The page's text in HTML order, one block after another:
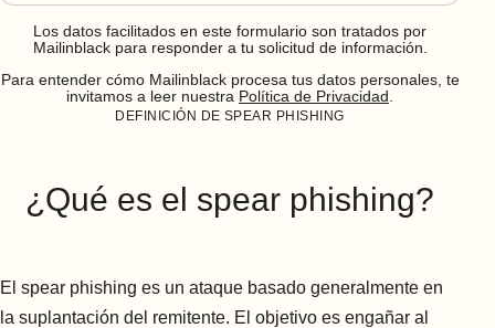
Los datos facilitados en este formulario son tratados por
Mailinblack para responder a tu solicitud de información.
Para entender cómo Mailinblack procesa tus datos personales, te
invitamos a leer nuestra Política de Privacidad
DEFINICIÓN DE SPEAR PHISHING
¿Qué es el spear phishing?
El spear phishing es un ataque basado generalmente en
la suplantación del remitente. El objetivo es engañar al